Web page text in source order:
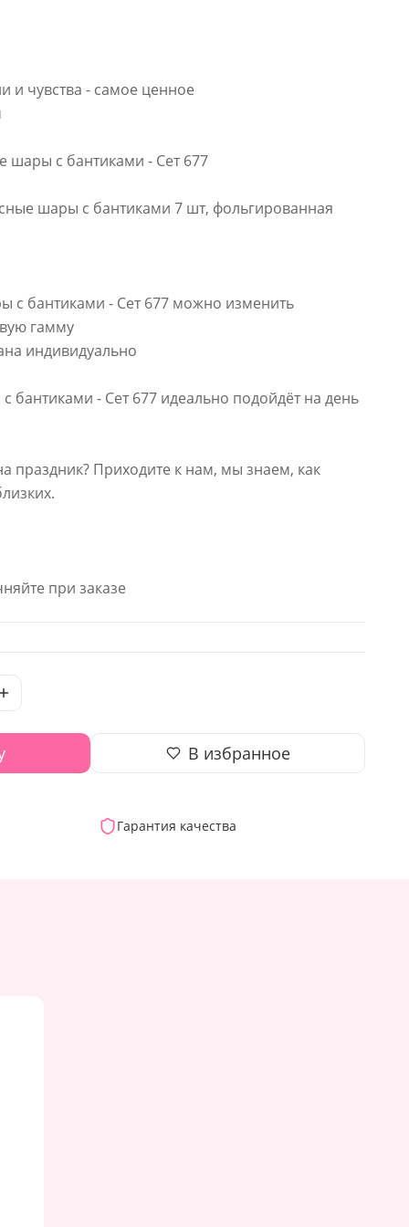
чувства - самое ценное
шары с бантиками - Сет 677
шары с бантиками 7 шт, фольгированная
с бантиками - Сет 677 можно изменить
гамму
индивидуально
- Сет 677 идеально подойдёт на день
праздник? Приходите к нам, мы знаем, как
при заказе
В избранное
Гарантия качества